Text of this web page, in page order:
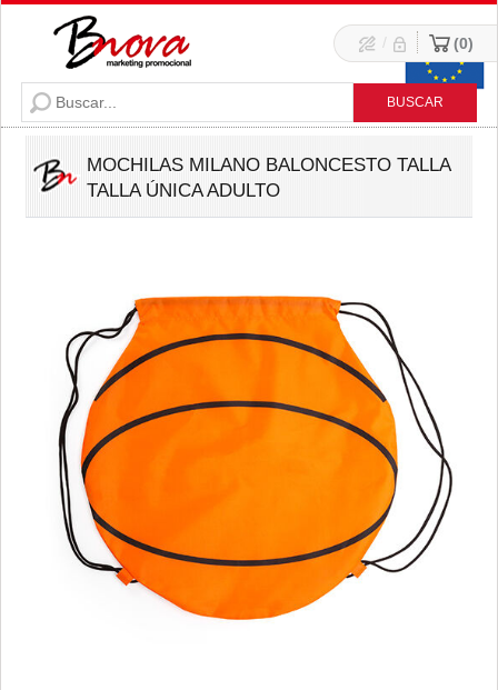
/ 0
MOCHILAS MILANO BALONCESTO TALLA
TALLA ÚNICA ADULTO